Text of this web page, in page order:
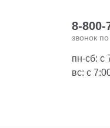
8-800-
звонок
пн-сб: с
вс: с